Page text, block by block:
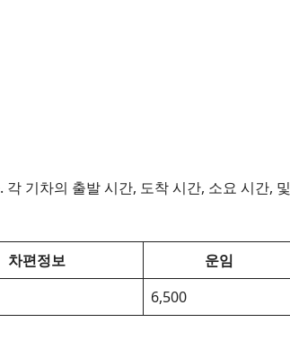
기차의 출발 시간, 도착 시간, 소요 시간, 및
차편정보
운임
6,500